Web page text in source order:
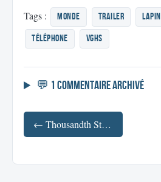
Tags : monde Trailer lapin
téléphone
VGHS
💬 1 commentaire archivé
← Thousandth Street : Un court métrage inspiré de Blade Runner